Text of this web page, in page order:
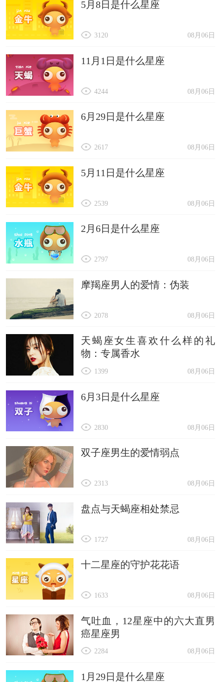
5月8日是什么星座
08月06日
3120
11月1日是什么星座
08月06日
4244
6月29日是什么星座
08月06日
2617
5月11日是什么星座
08月06日
2539
2月6日是什么星座
08月06日
2797
摩羯座男人的爱情：伪装
08月06日
2078
天蝎座女生喜欢什么样的礼
物：专属香水
08月06日
1399
6月3日是什么星座
08月06日
2830
双子座男生的爱情弱点
08月06日
2313
盘点与天蝎座相处禁忌
08月06日
1727
十二星座的守护花花语
08月06日
1633
气吐血，12星座中的六大直男
癌星座男
08月06日
2284
1月29日是什么星座